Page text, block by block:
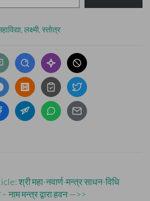
लक्ष्मी स्तोत्र
श्री महा-नवार्ण-मन्त्र साधन-विधि
नाम मन्त्र द्वारा हवन —>>